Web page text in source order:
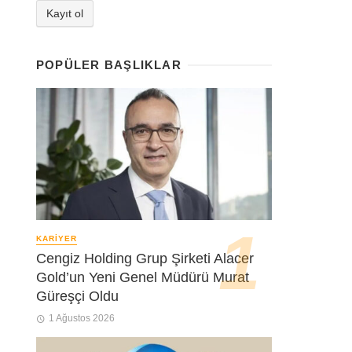
POPÜLER BAŞLIKLAR
KARIYER
Cengiz Holding Grup Şirketi Alacer
Gold’un Yeni Genel Müdürü Murat
Güreşçi Oldu
1 Ağustos 2026